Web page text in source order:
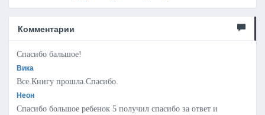
Комментарии
Спасибо бальшое!
Вика
Все.Книгу прошла.Спасибо.
Неон
Спасибо большое ребенок 5 получил спасибо за ответ и